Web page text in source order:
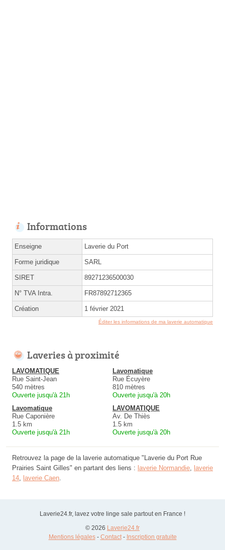
Informations
Enseigne Laverie du Port
Forme juridique SARL
SIRET 89271236500030
N° TVA Intra. FR87892712365
Création 1 février 2021
Éditer les informations de ma laverie automatique
Laveries à proximité
LAVOMATIQUE
Rue Saint-Jean
540 mètres
Ouverte jusqu'à 21h
Lavomatique
Rue Écuyère
810 mètres
Ouverte jusqu'à 20h
Lavomatique
Rue Caponière
1.5 km
Ouverte jusqu'à 21h
LAVOMATIQUE
Av. De Thiès
1.5 km
Ouverte jusqu'à 20h
Retrouvez la page de la laverie automatique "Laverie du Port Rue
Prairies Saint Gilles" en partant des liens : laverie Normandie laverie
14 laverie Caen
Laverie24.fr, lavez votre linge sale partout en France !
© 2026 Laverie24.fr
Mentions légales- Contact- Inscription gratuite